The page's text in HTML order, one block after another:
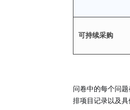
可持续采购
问卷中的每个问
排项目记录以及具